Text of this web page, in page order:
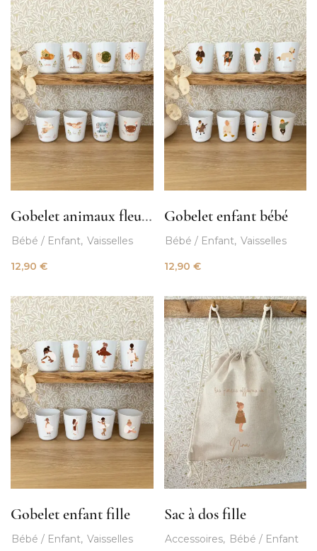
Gobelet animaux fleuris
Bébé / Enfant Vaisselles
12,90 €
Gobelet enfant bébé
Bébé / Enfant Vaisselles
12,90 €
Gobelet enfant fille
Bébé / Enfant Vaisselles
Sac à dos fille
Accessoires
Bébé / Enfant